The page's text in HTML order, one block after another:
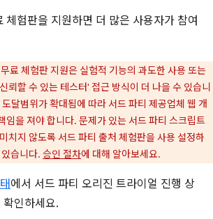
체험판을 지원하면 더 많은 사용자가 참여
료 체험판 지원은 실험적 기능의 과도한 사용 또는
뢰할 수 있는 테스터' 접근 방식이 더 나을 수 있습니
달범위가 확대됨에 따라 서드 파티 제공업체 웹 개
임을 져야 합니다. 문제가 있는 서드 파티 스크립트
치지 않도록 서드 파티 출처 체험판을 사용 설정하
습니다. 승인 절차에 대해 알아보세요.
에서 서드 파티 오리진 트라이얼 진행 상
인하세요.